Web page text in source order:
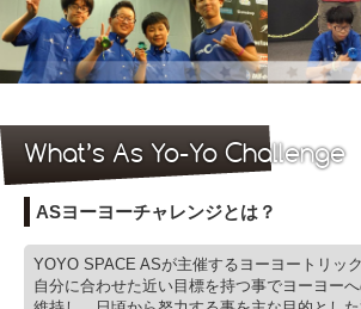
What’s As Yo-Yo Challenge
ASヨーヨーチャレンジとは？
YOYO SPACE ASが主催するヨーヨートリック
自分に合わせた近い目標を持つ事でヨーヨー